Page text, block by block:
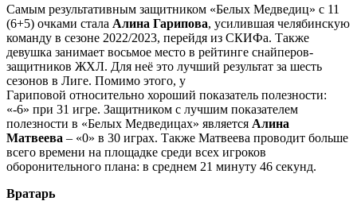
Самым результативным защитником «Белых Медведиц» с 11
(6+5) очками стала Алина Гарипова, усилившая челябинскую
команду в сезоне 2022/2023, перейдя из СКИФа. Также
девушка занимает восьмое место в рейтинге снайперов-
защитников ЖХЛ. Для неё это лучший результат за шесть
сезонов в Лиге. Помимо этого, у
Гариповой относительно хороший показатель полезности:
«-6» при 31 игре. Защитником с лучшим показателем
полезности в «Белых Медведицах» является Алина
Матвеева – «0» в 30 играх. Также Матвеева проводит больше
всего времени на площадке среди всех игроков
оборонительного плана: в среднем 21 минуту 46 секунд.
Вратарь